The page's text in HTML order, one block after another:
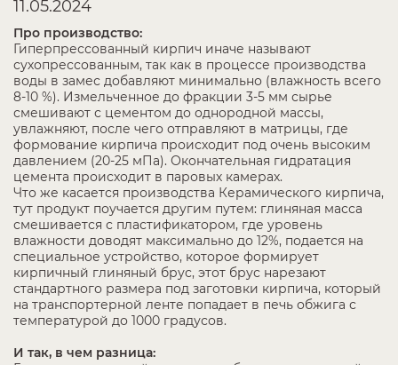
11.05.2024
Про производство:
Гиперпрессованный кирпич иначе называют
сухопрессованным, так как в процессе производства
воды в замес добавляют минимально (влажность всего
8-10 %). Измельченное до фракции 3-5 мм сырье
смешивают с цементом до однородной массы,
увлажняют, после чего отправляют в матрицы, где
формование кирпича происходит под очень высоким
давлением (20-25 мПа). Окончательная гидратация
цемента происходит в паровых камерах.
Что же касается производства Керамического кирпича,
тут продукт поучается другим путем: глиняная масса
смешивается с пластификатором, где уровень
влажности доводят максимально до 12%, подается на
специальное устройство, которое формирует
кирпичный глиняный брус, этот брус нарезают
стандартного размера под заготовки кирпича, который
на транспортерной ленте попадает в печь обжига с
температурой до 1000 градусов.
И так, в чем разница: